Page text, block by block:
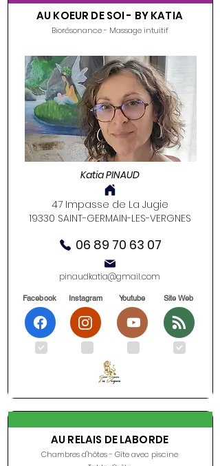
AU KOEUR DE SOI - BY KATIA
Biorésonance - Massage intuitif
Katia PINAUD
47 Impasse de La Jugie
19330 SAINT-GERMAIN-LES-VERGNES
06 89 70 63 07
pinaudkatia@gmail.com
Facebook Instagram Youtube Site Web
AU RELAIS DE LABORDE
Chambres d'hôtes - Gîte avec piscine